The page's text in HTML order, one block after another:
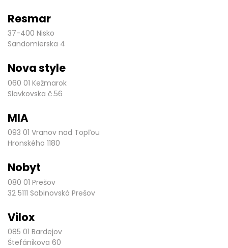
Resmar
37-400 Nisko
Sandomierska 4
Nova style
060 01 Kežmarok
Slavkovska č.56
MIA
093 01 Vranov nad Topľou
Hronského 1180
Nobyt
080 01 Prešov
32 5111 Sabinovská Prešov
Vilox
085 01 Bardejov
Štefánikova 60